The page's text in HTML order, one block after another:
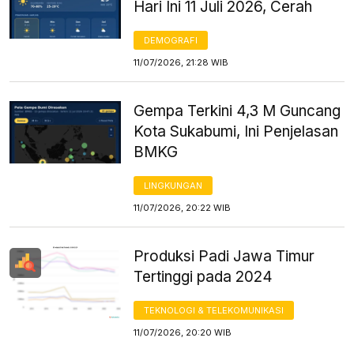
Hari Ini 11 Juli 2026, Cerah
DEMOGRAFI
11/07/2026, 21:28 WIB
Gempa Terkini 4,3 M Guncang
Kota Sukabumi, Ini Penjelasan
BMKG
LINGKUNGAN
11/07/2026, 20:22 WIB
Produksi Padi Jawa Timur
Tertinggi pada 2024
TEKNOLOGI & TELEKOMUNIKASI
11/07/2026, 20:20 WIB